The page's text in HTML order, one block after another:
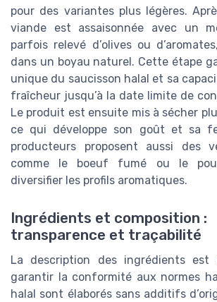
pour des variantes plus légères.
viande est assaisonnée avec un
parfois relevé d’olives ou
dans un boyau naturel. Cette étape
unique du saucisson halal et sa
fraîcheur jusqu’à la date limite de
Le produit est ensuite mis à sécher
ce qui développe son goût et sa
producteurs proposent aussi des
comme le boeuf fumé ou le
diversifier les profils aromatiques.
Ingrédients et composition :
transparence et traçabilité
La description des ingrédients est
garantir la conformité aux normes
halal sont élaborés sans additifs